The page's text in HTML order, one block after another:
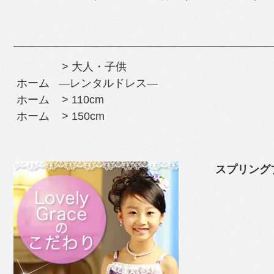
ホーム
> 大人・子供
―レンタルドレス―
ホーム
> 110cm
ホーム
> 150cm
スプリン